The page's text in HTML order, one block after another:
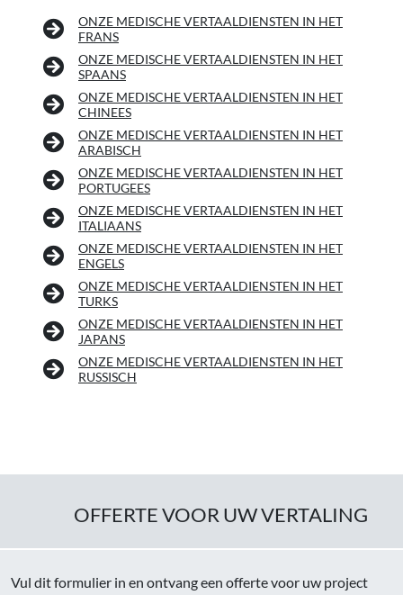
ONZE MEDISCHE VERTAALDIENSTEN IN HET
FRANS
ONZE MEDISCHE VERTAALDIENSTEN IN HET
SPAANS
ONZE MEDISCHE VERTAALDIENSTEN IN HET
CHINEES
ONZE MEDISCHE VERTAALDIENSTEN IN HET
ARABISCH
ONZE MEDISCHE VERTAALDIENSTEN IN HET
PORTUGEES
ONZE MEDISCHE VERTAALDIENSTEN IN HET
ITALIAANS
ONZE MEDISCHE VERTAALDIENSTEN IN HET
ENGELS
ONZE MEDISCHE VERTAALDIENSTEN IN HET
TURKS
ONZE MEDISCHE VERTAALDIENSTEN IN HET
JAPANS
ONZE MEDISCHE VERTAALDIENSTEN IN HET
RUSSISCH
OFFERTE VOOR UW VERTALING
Vul dit formulier in en ontvang een offerte voor uw project